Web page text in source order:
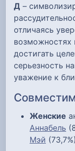
Д –
отличаясь
возможностях
достигать
серьезность
уважение к
Женские
Аннабель
Мэй